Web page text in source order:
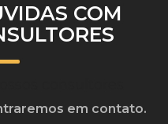
COM
em contato.